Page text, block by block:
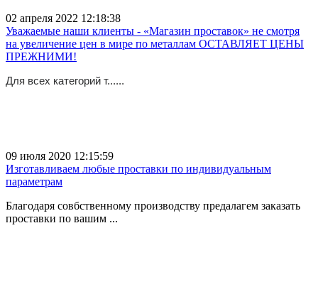
02 апреля 2022 12:18:38
Уважаемые наши клиенты - «Магазин проставок» не смотря
на увеличение цен в мире по металлам ОСТАВЛЯЕТ ЦЕНЫ
ПРЕЖНИМИ!
Для всех категорий т......
09 июля 2020 12:15:59
Изготавливаем любые проставки по индивидуальным
параметрам
Благодаря совбственному производству предалагем заказать
проставки по вашим ...